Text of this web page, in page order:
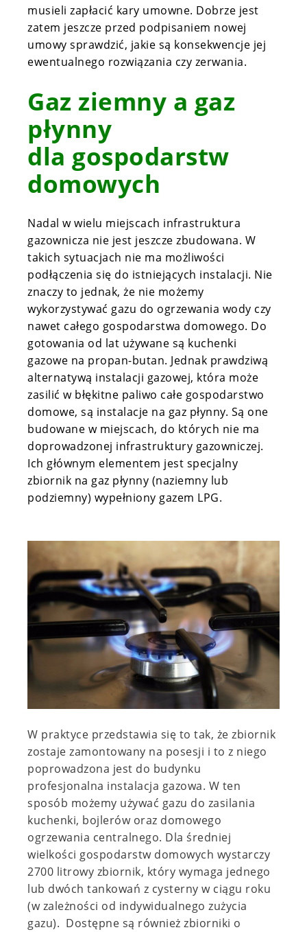
musieli zapłacić kary umowne. Dobrze jest
zatem jeszcze przed podpisaniem nowej
umowy sprawdzić, jakie są konsekwencje jej
ewentualnego rozwiązania czy zerwania.
Gaz ziemny a gaz
płynny
dla gospodarstw
domowych
Nadal w wielu miejscach infrastruktura
gazownicza nie jest jeszcze zbudowana. W
takich sytuacjach nie ma możliwości
podłączenia się do istniejących instalacji. Nie
znaczy to jednak, że nie możemy
wykorzystywać gazu do ogrzewania wody czy
nawet całego gospodarstwa domowego. Do
gotowania od lat używane są kuchenki
gazowe na propan-butan. Jednak prawdziwą
alternatywą instalacji gazowej, która może
zasilić w błękitne paliwo całe gospodarstwo
domowe, są instalacje na gaz płynny. Są one
budowane w miejscach, do których nie ma
doprowadzonej infrastruktury gazowniczej.
Ich głównym elementem jest specjalny
zbiornik na gaz płynny (naziemny lub
podziemny) wypełniony gazem LPG.
W praktyce przedstawia się to tak, że zbiornik
zostaje zamontowany na posesji i to z niego
poprowadzona jest do budynku
profesjonalna instalacja gazowa. W ten
sposób możemy używać gazu do zasilania
kuchenki, bojlerów oraz domowego
ogrzewania centralnego. Dla średniej
wielkości gospodarstw domowych wystarczy
2700 litrowy zbiornik, który wymaga jednego
lub dwóch tankowań z cysterny w ciągu roku
(w zależności od indywidualnego zużycia
gazu). Dostępne są również zbiorniki o